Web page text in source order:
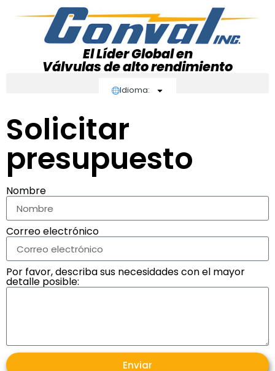
El Líder Global en
Válvulas de alto rendimiento
Idioma:
Solicitar
presupuesto
Nombre
Correo electrónico
Por favor, describa sus necesidades con el mayor
detalle posible:
Enviar